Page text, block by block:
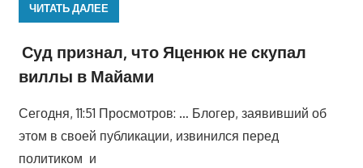
ЧИТАТЬ ДАЛЕЕ
Суд признал, что Яценюк не скупал
виллы в Майами
Сегодня, 11:51 Просмотров: … Блогер, заявивший об
этом в своей публикации, извинился перед
политиком и